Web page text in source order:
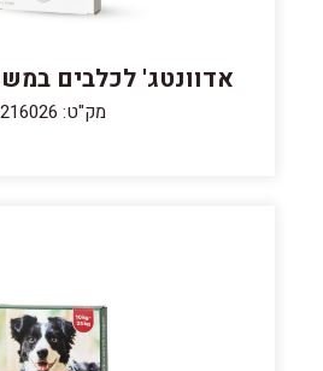
אדוונטג' לכלבים במשקל 4-
מק"ט: 216026